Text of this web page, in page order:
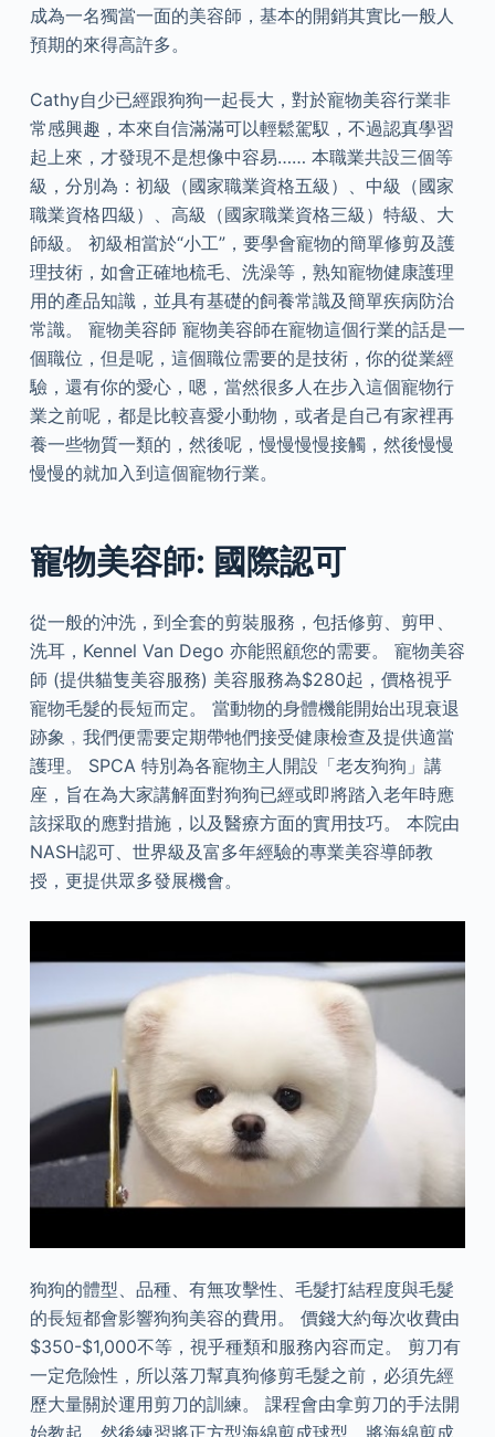
成為一名獨當一面的美容師，基本的開銷其實比一般人
預期的來得高許多。
Cathy自少已經跟狗狗一起長大，對於寵物美容行業非
常感興趣，本來自信滿滿可以輕鬆駕馭，不過認真學習
起上來，才發現不是想像中容易…… 本職業共設三個等
級，分別為：初級（國家職業資格五級）、中級（國家
職業資格四級）、高級（國家職業資格三級）特級、大
師級。 初級相當於“小工”，要學會寵物的簡單修剪及護
理技術，如會正確地梳毛、洗澡等，熟知寵物健康護理
用的產品知識，並具有基礎的飼養常識及簡單疾病防治
常識。 寵物美容師 寵物美容師在寵物這個行業的話是一
個職位，但是呢，這個職位需要的是技術，你的從業經
驗，還有你的愛心，嗯，當然很多人在步入這個寵物行
業之前呢，都是比較喜愛小動物，或者是自己有家裡再
養一些物質一類的，然後呢，慢慢慢慢接觸，然後慢慢
慢慢的就加入到這個寵物行業。
寵物美容師: 國際認可
從一般的沖洗，到全套的剪裝服務，包括修剪、剪甲、
洗耳，Kennel Van Dego 亦能照顧您的需要。 寵物美容
師 (提供貓隻美容服務) 美容服務為$280起，價格視乎
寵物毛髮的長短而定。 當動物的身體機能開始出現衰退
跡象﹐我們便需要定期帶牠們接受健康檢查及提供適當
護理。 SPCA 特別為各寵物主人開設「老友狗狗」講
座，旨在為大家講解面對狗狗已經或即將踏入老年時應
該採取的應對措施，以及醫療方面的實用技巧。 本院由
NASH認可、世界級及富多年經驗的專業美容導師教
授，更提供眾多發展機會。
狗狗的體型、品種、有無攻擊性、毛髮打結程度與毛髮
的長短都會影響狗狗美容的費用。 價錢大約每次收費由
$350-$1,000不等，視乎種類和服務內容而定。 剪刀有
一定危險性，所以落刀幫真狗修剪毛髮之前，必須先經
歷大量關於運用剪刀的訓練。 課程會由拿剪刀的手法開
始教起，然後練習將正方型海綿剪成球型、將海綿剪成